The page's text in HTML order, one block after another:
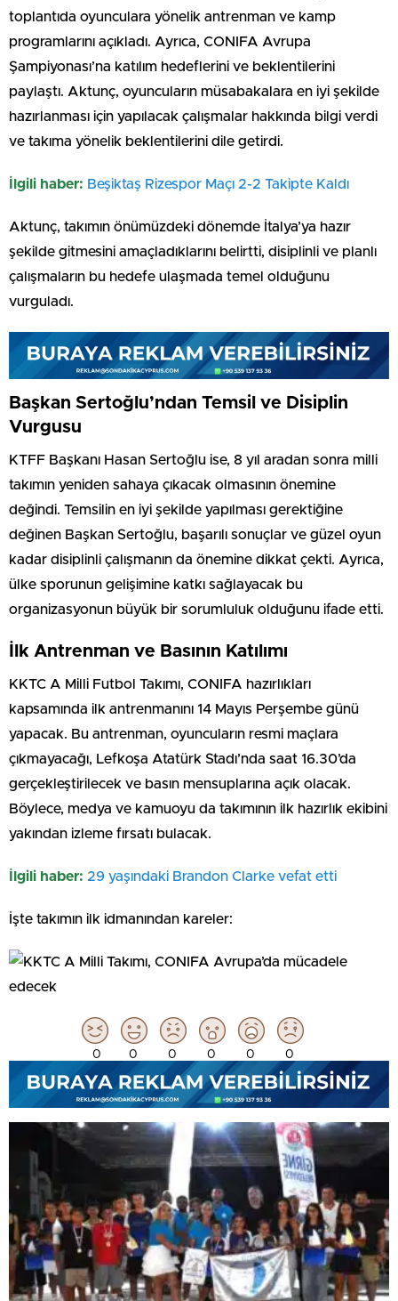
toplantıda oyunculara yönelik antrenman ve kamp
programlarını açıkladı. Ayrıca, CONIFA Avrupa
Şampiyonası’na katılım hedeflerini ve beklentilerini
paylaştı. Aktunç, oyuncuların müsabakalara en iyi şekilde
hazırlanması için yapılacak çalışmalar hakkında bilgi verdi
ve takıma yönelik beklentilerini dile getirdi.
İlgili haber: Beşiktaş Rizespor Maçı 2-2 Takipte Kaldı
Aktunç, takımın önümüzdeki dönemde İtalya’ya hazır
şekilde gitmesini amaçladıklarını belirtti, disiplinli ve planlı
çalışmaların bu hedefe ulaşmada temel olduğunu
vurguladı.
Başkan Sertoğlu’ndan Temsil ve Disiplin
Vurgusu
KTFF Başkanı Hasan Sertoğlu ise, 8 yıl aradan sonra milli
takımın yeniden sahaya çıkacak olmasının önemine
değindi. Temsilin en iyi şekilde yapılması gerektiğine
değinen Başkan Sertoğlu, başarılı sonuçlar ve güzel oyun
kadar disiplinli çalışmanın da önemine dikkat çekti. Ayrıca,
ülke sporunun gelişimine katkı sağlayacak bu
organizasyonun büyük bir sorumluluk olduğunu ifade etti.
İlk Antrenman ve Basının Katılımı
KKTC A Milli Futbol Takımı, CONIFA hazırlıkları
kapsamında ilk antrenmanını 14 Mayıs Perşembe günü
yapacak. Bu antrenman, oyuncuların resmi maçlara
çıkmayacağı, Lefkoşa Atatürk Stadı’nda saat 16.30’da
gerçekleştirilecek ve basın mensuplarına açık olacak.
Böylece, medya ve kamuoyu da takımının ilk hazırlık ekibini
yakından izleme fırsatı bulacak.
İlgili haber: 29 yaşındaki Brandon Clarke vefat etti
İşte takımın ilk idmanından kareler:
0 0 0 0 0 0